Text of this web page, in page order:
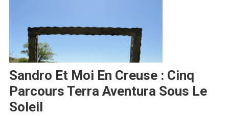
Sandro Et Moi En Creuse : Cinq
Parcours Terra Aventura Sous Le
Soleil